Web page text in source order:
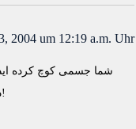
2004 um 12:19 a.m. Uhr
شما جسمی کوچ کرده
درکه، که آنها هم در حال خراب شدن هستند… تنهایی گاهی بد هم نیست، ذهن را خلاق می کند تا به زیبایی در مورد تنهایی بنویسد!